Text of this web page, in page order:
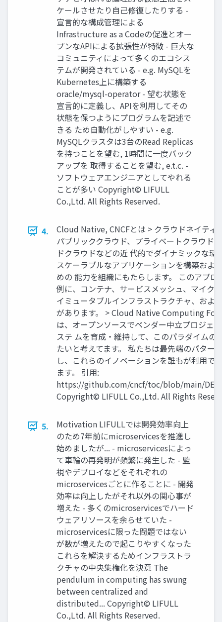
ケールさせたり自己修復したりする -
宣言的な構成管理による
Infrastructure as a Codeの促進とオー
プンなAPIによる拡張性が特徴 - 巨大な
コミュニティによって多くのエコシス
テムが開発されている - e.g. MySQLを
Kubernetes上に構築する
oracle/mysql-operator - 望む状態を
宣言的に定義し、APIを利用してその
状態を保つようにプログラムを記述で
きる ため自動化がしやすい - e.g.
MySQLクラスタは3台のRead Replicas
を持つことを望む, 1時間に一度バック
アップを 取得することを望む, e.t.c. -
ソフトウェアエンジニアとしてやれる
ことが多い Copyright© LIFULL
Co.,Ltd. All Rights Reserved.
4.
Cloud Native, CNCFとは > クラウドネイティ
パブリッククラウド、プライベートクラウド
ドクラウドなどの近 代的でダイナミックな環
スケーラブルなアプリケーションを構築およ
めの 能力を組織にもたらします。 このアプロ
例に、コンテナ、サービスメッシュ、マイク
イミュータブルインフラストラクチャ、およ
があります。 > Cloud Native Computing
は、オープンソースでベンダー中立プロジェ
ステ ムを育成・維持して、このパラダイムの
たいと考えてます。 私たちは最先端のパター
し、これらのイノベーションを誰もが利用で
ます。 引用:
https://github.com/cncf/toc/blob/main/
Copyright© LIFULL Co.,Ltd. All Rights
5.
Motivation LIFULLでは開発効率向上
のため7年前にmicroservicesを推進し
始めましたが... - microservicesによっ
て車輪の再発明が頻繁に発生した - 監
視やデプロイなどをそれぞれの
microservicesごとに作ることに - 開発
効率は向上したがそれ以外の関心事が
増えた - 多くのmicroservicesでハード
ウェアリソースを余らせていた -
microservicesに限った問題ではない
が数が増えたので起こりやすくなった
これらを解決するためインフラストラ
クチャの中央集権化を決意 The
pendulum in computing has swung
between centralized and
distributed... Copyright© LIFULL
Co.,Ltd. All Rights Reserved.